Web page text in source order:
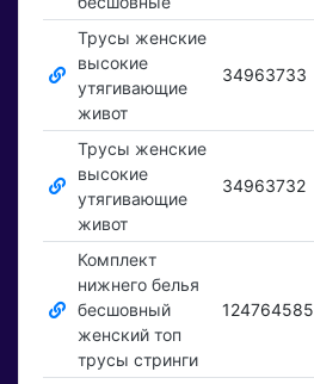
Трусы женские
высокие
утягивающие
живот
34963733
Трусы женские
высокие
утягивающие
живот
34963732
Комплект
нижнего белья
бесшовный
женский топ
трусы стринги
124764585